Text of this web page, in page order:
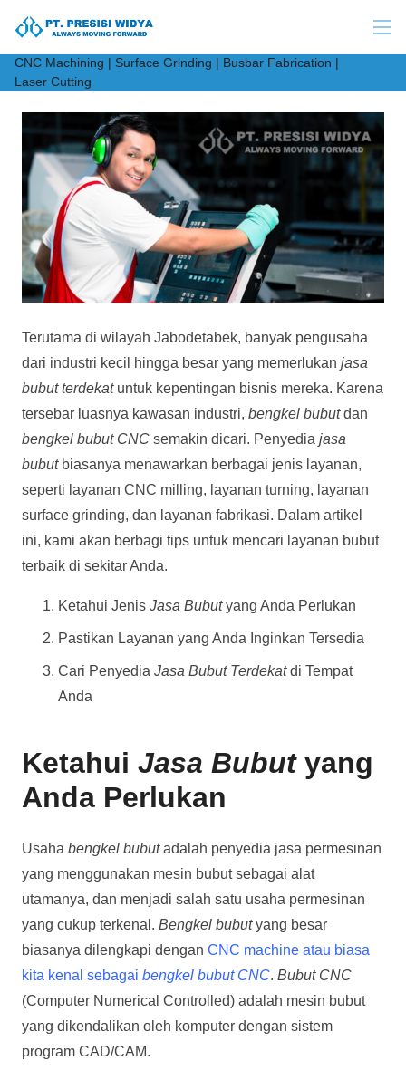
CNC Machining | Surface Grinding | Busbar Fabrication |
Laser Cutting
Terutama di wilayah Jabodetabek, banyak pengusaha
dari industri kecil hingga besar yang memerlukan jasa
bubut terdekatuntuk kepentingan bisnis mereka. Karena
tersebar luasnya kawasan industri, bengkel bubutdan
bengkel bubut CNC semakin dicari. Penyedia jasa
bubutbiasanya menawarkan berbagai jenis layanan,
seperti layanan CNC milling, layanan turning, layanan
surface grinding, dan layanan fabrikasi. Dalam artikel
ini, kami akan berbagi tips untuk mencari layanan bubut
terbaik di sekitar Anda.
Ketahui Jenis Jasa Bubutyang Anda Perlukan
Pastikan Layanan yang Anda Inginkan Tersedia
Cari Penyedia Jasa Bubut Terdekatdi Tempat
Anda
Ketahui Jasa Bubutyang
Anda Perlukan
Usaha bengkel bubutadalah penyedia jasa permesinan
yang menggunakan mesin bubut sebagai alat
utamanya, dan menjadi salah satu usaha permesinan
yang cukup terkenal. Bengkel bubutyang besar
biasanya dilengkapi dengan CNC machine atau biasa
kita kenal sebagai bengkel bubut CNC. Bubut CNC
(Computer Numerical Controlled) adalah mesin bubut
yang dikendalikan oleh komputer dengan sistem
program CAD/CAM.